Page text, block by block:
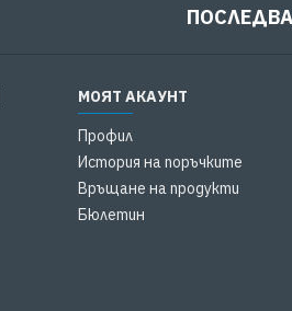
МОЯТ АКАУНТ
Профил
История на поръчките
Връщане на продукти
Бюлетин